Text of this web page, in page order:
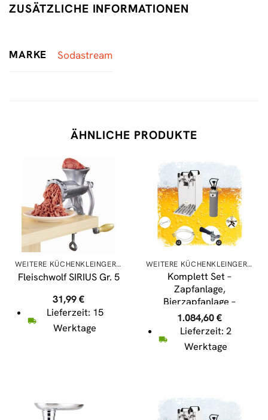
ZUSÄTZLICHE INFORMATIONEN
MARKE Sodastream
ÄHNLICHE PRODUKTE
WEITERE KÜCHENKLEINGERÄTE
Fleischwolf SIRIUS Gr. 5
31,99€
Lieferzeit: 15
Werktage
WEITERE KÜCHENKLEINGERÄTE
Komplett Set –
Zapfanlage,
Bierzapfanlage –
Kontakt 40 2-leitig
Trockenkühler,
Durchlaufkühler 50
Liter/h, Green Line,
1.084,60€
Lieferzeit: 2
Werktage